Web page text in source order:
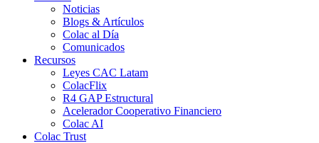
Noticias
Blogs & Artículos
Colac al Día
Comunicados
Recursos
Leyes CAC Latam
ColacFlix
R4 GAP Estructural
Acelerador Cooperativo Financiero
Colac AI
Colac Trust